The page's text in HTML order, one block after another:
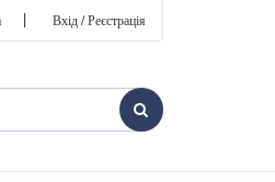
| Вхід / Реєстрація